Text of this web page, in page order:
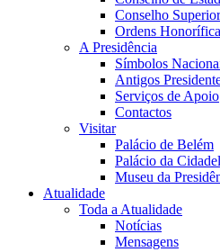
Conselho
Ordens
A Presidência
Símbolos
Antigos
Serviços de Apoio
Contactos
Visitar
Palácio de Belém
Palácio da
Museu da
Atualidade
Toda a Atualidade
Notícias
Mensagens